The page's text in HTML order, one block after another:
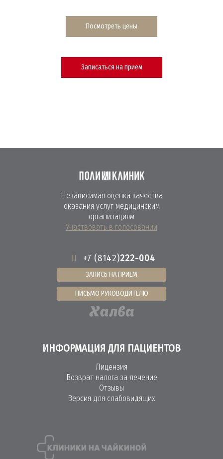
Посмотреть цены
Записаться на прием
ИНФОРМАЦИЯ ДЛЯ ПАЦИЕНТОВ
Лицензия
Возврат налога за лечение
Отзывы
Версия для слабовидящих
+7 (8142)222-004
ЗАПИСЬ НА ПРИЕМ
ПИСЬМО РУКОВОДИТЕЛЮ
Независимая оценка качества
оказания услуг медицинским
организациям
Участвовать в голосовании